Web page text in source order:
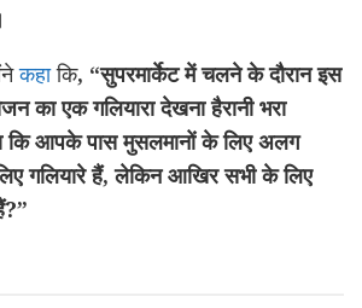
कहाकि, “सुपरमार्केट में चलने के दौरान इस
का एक गलियारा देखना हैरानी भरा
किआपके पास मुसलमानोंके लिए अलग
गलियारे हैं,लेकिनआखिर सभी के लिए
?”